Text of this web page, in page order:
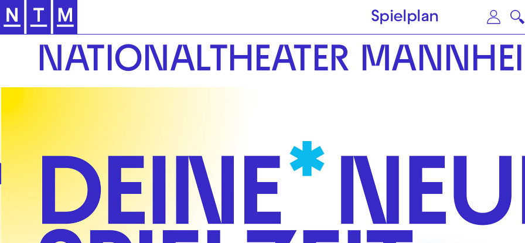
Zur Hauptnavigation springen Zum Hauptinhalt springen
Spielplan
NATIONALTHEATER